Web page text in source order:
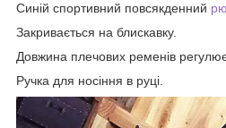
Синій спортивний повсякденний
Закривається на блискавку.
Довжина плечових ременів
Ручка для носіння в руці.